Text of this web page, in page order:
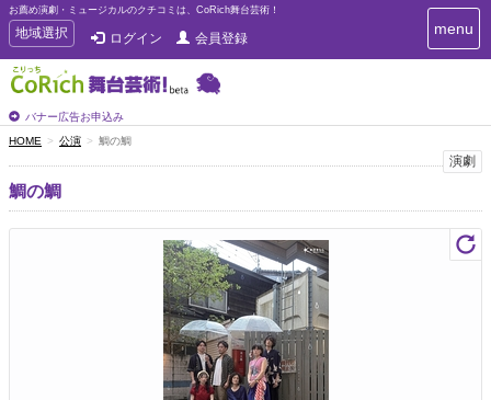
お薦め演劇・ミュージカルのクチコミは、CoRich舞台芸術！
T
o
g
g
e
n
a
v
i
地域選択 ログイン 会員登録
バナー広告お申込み
T
o
i
menu
HOME 公演 鯛の鯛
演劇
鯛の鯛